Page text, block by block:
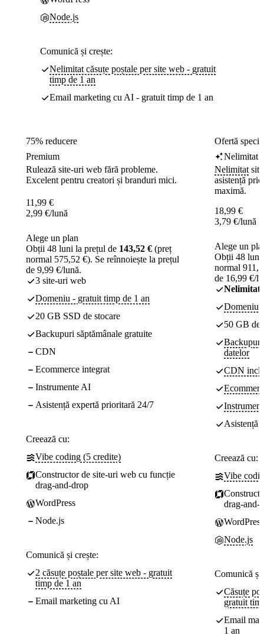
Node.js
Comunică și crește:
Nelimitat căsuțe poștale per site web - gratuit
timp de 1 an
Email marketing cu AI - gratuit timp de 1 an
75% reducere
Premium
Rulează site-uri web fără probleme.
Excelent pentru creatori și branduri mici.
11,99 €
2,99 €/lună
Alege un plan
Obții 48 luni la prețul de 143,52 € (preț
normal 575,52 €). Se reînnoiește la prețul
de 9,99 €/lună.
3 site-uri web
Domeniu - gratuit timp de 1 an
20 GB SSD de stocare
Backupuri săptămânale gratuite
CDN
Ecommerce integrat
Instrumente AI
Asistență expertă prioritară 24/7
Creează cu:
Vibe coding (5 credite)
Constructor de site-uri web cu funcție
drag-and-drop
WordPress
Node.js
Comunică și crește:
2 căsuțe poștale per site web - gratuit
timp de 1 an
Email marketing cu AI
Ofertă
Nelimitat
Nelimitat
asistență
maximă.
18,99 €
3,79 €/lună
Alege un
Obții 48 luni
normal
de 16,99 €/
Nelimitat
Domeniu
50 GB de
Backupuri
datelor
CDN
Asistență
Creează cu:
Vibe
drag-and-
WordPress
Node.js
Comunică și
Căsuțe
gratuit
Email
1 an